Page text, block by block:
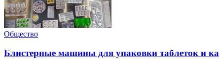
Общество
Блистерные машины для упаковки таблеток и